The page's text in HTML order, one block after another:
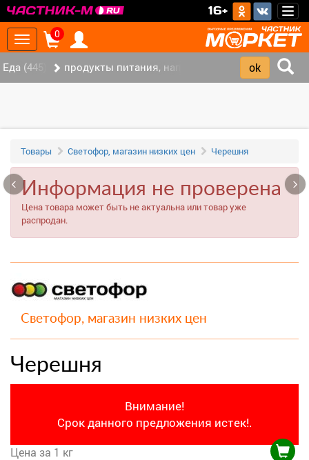
16+
Toggle
navigation
0
Еда (445) продукты питания, напитки (337)
Товары Светофор, магазин низких цен Черешня
Информация не проверена
Цена товара может быть не актуальна или товар уже
распродан.
Светофор, магазин низких цен
Черешня
Внимание!
Срок данного предложения истек!.
Цена за 1 кг
‹ ›